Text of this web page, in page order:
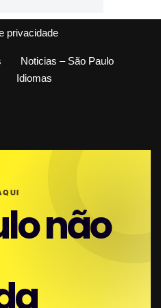
privacidade
Noticias – São Paulo
Idiomas
não